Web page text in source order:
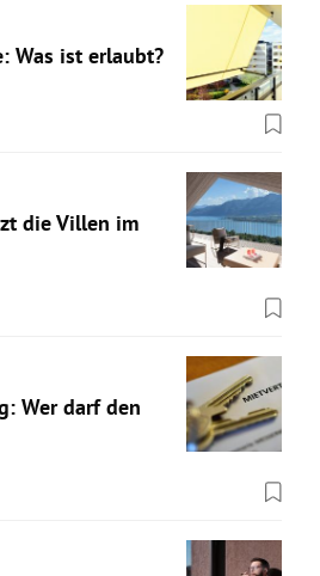
Was ist erlaubt?
die Villen im
Wer darf den